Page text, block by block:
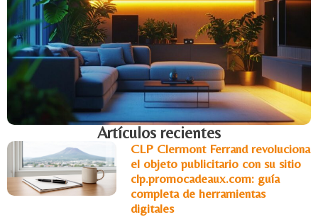
Artículos recientes
CLP Clermont Ferrand revoluciona
el objeto publicitario con su sitio
clp.promocadeaux.com: guía
completa de herramientas
digitales